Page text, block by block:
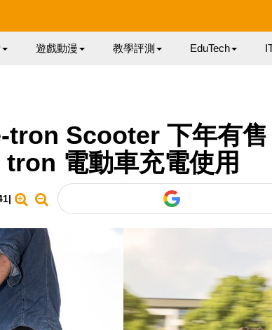
遊戲動漫 教學評測 EduTech
tron Scooter 下年有售
tron 電動車充電使用
|